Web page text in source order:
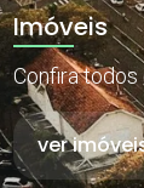
Imóveis
Confira
ver